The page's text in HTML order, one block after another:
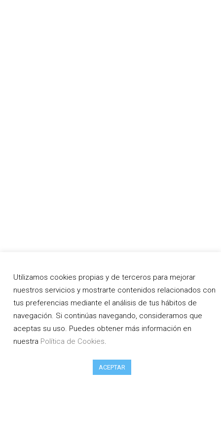
Utilizamos cookies propias y de terceros para mejorar
nuestros servicios y mostrarte contenidos relacionados con
tus preferencias mediante el análisis de tus hábitos de
navegación. Si continúas navegando, consideramos que
aceptas su uso. Puedes obtener más información en
nuestra Política de Cookies.
ACEPTAR